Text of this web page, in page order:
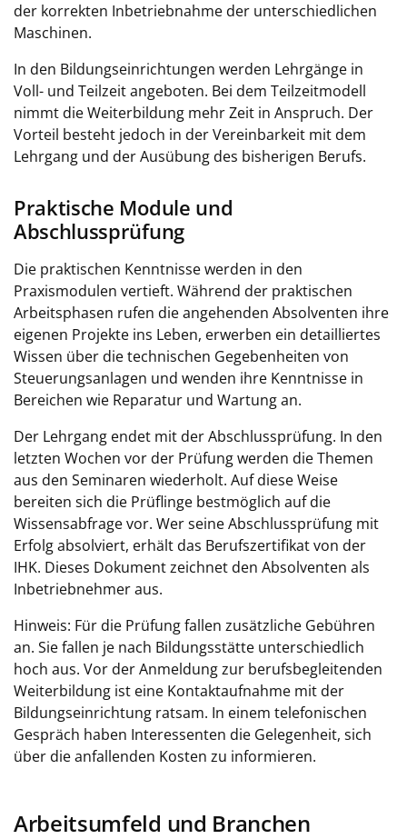
der korrekten Inbetriebnahme der unterschiedlichen
Maschinen.
In den Bildungseinrichtungen werden Lehrgänge in
Voll- und Teilzeit angeboten. Bei dem Teilzeitmodell
nimmt die Weiterbildung mehr Zeit in Anspruch. Der
Vorteil besteht jedoch in der Vereinbarkeit mit dem
Lehrgang und der Ausübung des bisherigen Berufs.
Praktische Module und
Abschlussprüfung
Die praktischen Kenntnisse werden in den
Praxismodulen vertieft. Während der praktischen
Arbeitsphasen rufen die angehenden Absolventen ihre
eigenen Projekte ins Leben, erwerben ein detailliertes
Wissen über die technischen Gegebenheiten von
Steuerungsanlagen und wenden ihre Kenntnisse in
Bereichen wie Reparatur und Wartung an.
Der Lehrgang endet mit der Abschlussprüfung. In den
letzten Wochen vor der Prüfung werden die Themen
aus den Seminaren wiederholt. Auf diese Weise
bereiten sich die Prüflinge bestmöglich auf die
Wissensabfrage vor. Wer seine Abschlussprüfung mit
Erfolg absolviert, erhält das Berufszertifikat von der
IHK. Dieses Dokument zeichnet den Absolventen als
Inbetriebnehmer aus.
Hinweis: Für die Prüfung fallen zusätzliche Gebühren
an. Sie fallen je nach Bildungsstätte unterschiedlich
hoch aus. Vor der Anmeldung zur berufsbegleitenden
Weiterbildung ist eine Kontaktaufnahme mit der
Bildungseinrichtung ratsam. In einem telefonischen
Gespräch haben Interessenten die Gelegenheit, sich
über die anfallenden Kosten zu informieren.
Arbeitsumfeld und Branchen